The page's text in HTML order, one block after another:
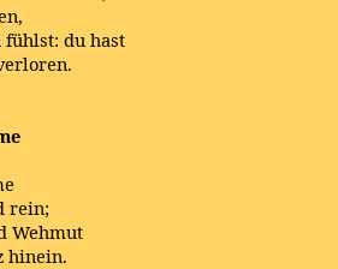
du hast
rein;
Wehmut
hinein.